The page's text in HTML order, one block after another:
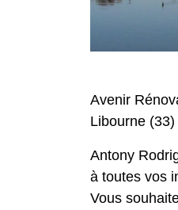
Avenir
Libourne (33)
Antony
à toutes vos
Vous